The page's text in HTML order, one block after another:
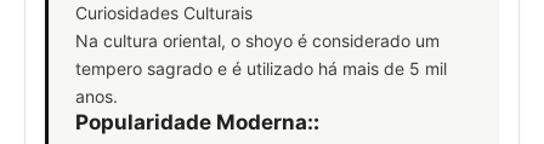
Curiosidades Culturais
Na cultura oriental, o shoyo é considerado um
tempero sagrado e é utilizado há mais de 5 mil
anos.
Popularidade Moderna::